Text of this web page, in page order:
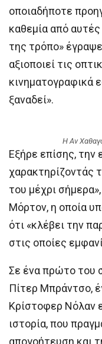
οποιαδήποτε
καθεμία από
της τρόπο»
αξιοποιεί τις
κινηματογραφικά
ξαναδεί».
Η Αν
Εξήρε επίσης, την
χαρακτηρίζοντάς
του μέχρι
Μόρτον, η οποία
ότι «κλέβει την
στις οποίες
Σε ένα πρώτο του
Πίτερ Μπράντσο,
Κρίστοφερ Νόλαν
ιστορία, που
απογοήτευση και